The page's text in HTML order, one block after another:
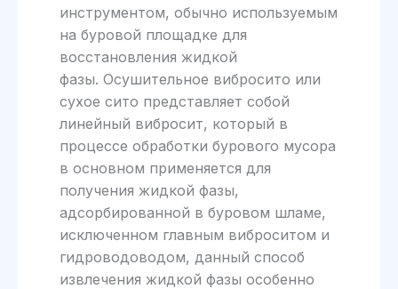
инструментом, обычно используемым
на буровой площадке для
восстановления жидкой
фазы. Осушительное вибросито или
сухое сито представляет собой
линейный вибросит, который в
процессе обработки бурового мусора
в основном применяется для
получения жидкой фазы,
адсорбированной в буровом шламе,
исключенном главным виброситом и
гидроводоводом, данный способ
извлечения жидкой фазы особенно